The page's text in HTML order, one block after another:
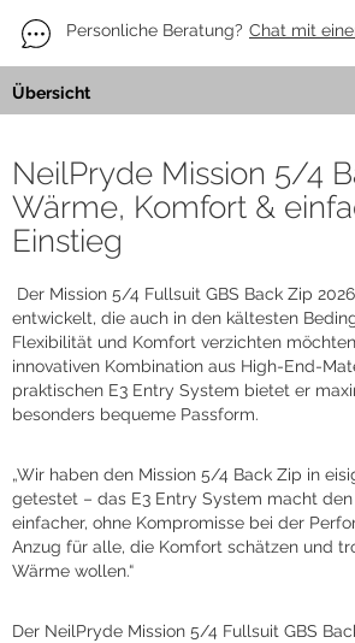
Personliche Beratung? Chat mit
Übersicht
NeilPryde Mission 5/4
Wärme, Komfort &
Einstieg
Der Mission 5/4 Fullsuit GBS Back Zip
entwickelt, die auch in den kältesten
Flexibilität und Komfort verzichten
innovativen Kombination aus High-End-
praktischen E3 Entry System bietet er
besonders bequeme Passform.
„Wir haben den Mission 5/4 Back Zip in
getestet – das E3 Entry System macht
einfacher, ohne Kompromisse bei der
Anzug für alle, die Komfort schätzen und
Wärme wollen.“
Der NeilPryde Mission 5/4 Fullsuit GBS